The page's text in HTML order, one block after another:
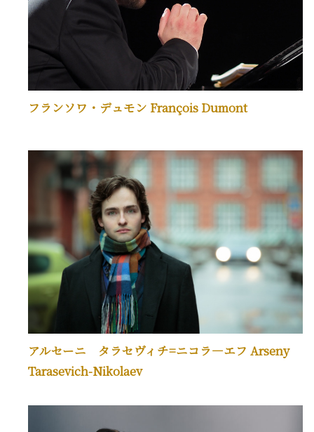
フランソワ・デュモン François Dumont
アルセーニ タラセヴィチ=ニコラ―エフ Arseny
Tarasevich-Nikolaev